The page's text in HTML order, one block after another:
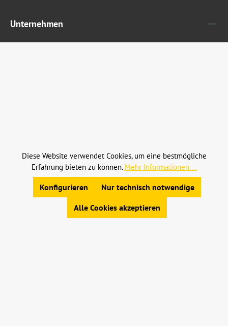
Unternehmen
© 2023 Leinweber Landtechnik GmbH & Co. KG
Allgemeine Geschäftsbedingungen|
Widerrufsbelehrung
Impressum
Diese Website verwendet Cookies, um eine bestmögliche
Erfahrung bieten zu können. Mehr Informationen ...
Nur technisch notwendige
Konfigurieren
Alle Cookies akzeptieren